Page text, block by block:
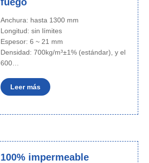
Anchura: hasta 1300 mm
Longitud: sin límites
Espesor: 6 ~ 21 mm
Densidad: 700kg/m³±1% (estándar), y el
600…
Leer más
100% impermeable